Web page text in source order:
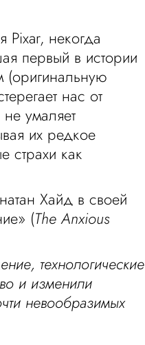
Pixar, некогда
первый в истории
(оригинальную
нас от
умаляет
их редкое
страхи как
Хайд в своей
(The Anxious
технологические
и изменили
невообразимых